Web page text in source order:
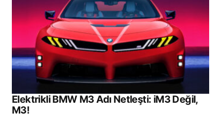
Elektrikli BMW M3 Adı Netleşti: iM3 Değil,
M3!